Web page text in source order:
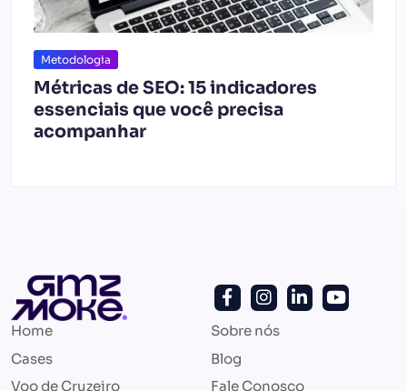
Metodologia
Métricas de SEO: 15 indicadores
essenciais que você precisa
acompanhar
Home
Cases
Voo de Cruzeiro
Sobre nós
Blog
Fale Conosco